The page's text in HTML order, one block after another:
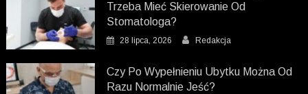
Trzeba Mieć Skierowanie Od
Stomatologa?
28 lipca, 2026 Redakcja
Czy Po Wypełnieniu Ubytku Można Od
Razu Normalnie Jeść?